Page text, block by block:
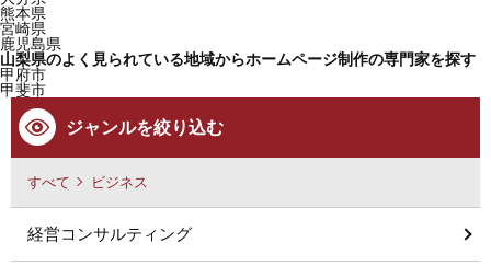
熊本県
宮崎県
鹿児島県
山梨県のよく見られている地域からホームページ制作の専門家を探す
甲府市
甲斐市
ジャンルを絞り込む
すべて ビジネス
経営コンサルティング